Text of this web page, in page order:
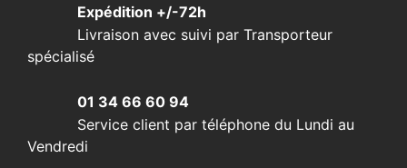
Expédition +/-72h
Livraison avec suivi par Transporteur
spécialisé
01 34 66 60 94
Service client par téléphone du Lundi au
Vendredi